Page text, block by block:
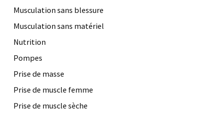
Musculation sans blessure
Musculation sans matériel
Nutrition
Pompes
Prise de masse
Prise de muscle femme
Prise de muscle sèche